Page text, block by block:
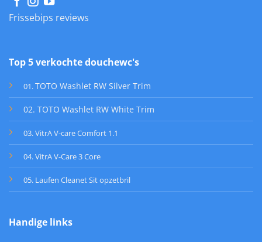
Frissebips reviews
Top 5 verkochte douchewc's
01 . TOTO Washlet RW Silver Trim
02. TOTO Washlet RW White Trim
03. VitrA V-care Comfort 1.1
04. VitrA V-Care 3 Core
05. Laufen Cleanet Sit opzetbril
Handige links